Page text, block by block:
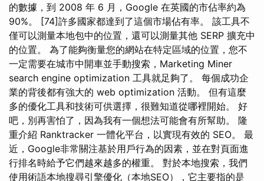
的數據，到 2008 年 6 月，Google 在英國的市佔率約為
90%。 [74]許多國家都達到了這個市場佔有率。 該工具不
僅可以測量本地包中的位置，還可以測量其他 SERP 擴充中
的位置。 為了能夠衡量您的網站在特定區域的位置，您不
一定需要在城市中開車並手動搜索，Marketing Miner
search engine optimization 工具就足夠了。 每個成功企
業的背後都有強大的 web optimization 活動。 但有這麼
多的優化工具和技術可供選擇，很難知道從哪裡開始。 好
吧，別再害怕了，因為我有一個想法可能會有所幫助。 隆
重介紹 Ranktracker 一體化平台，以實現有效的 SEO。 最
近，Google非常關注基於用戶行為的因素，並在對頁面進
行排名時給予它們越來越多的權重。 對於本地搜索，我們
使用術語本地搜尋引擎優化（本地SEO），它主要指的是